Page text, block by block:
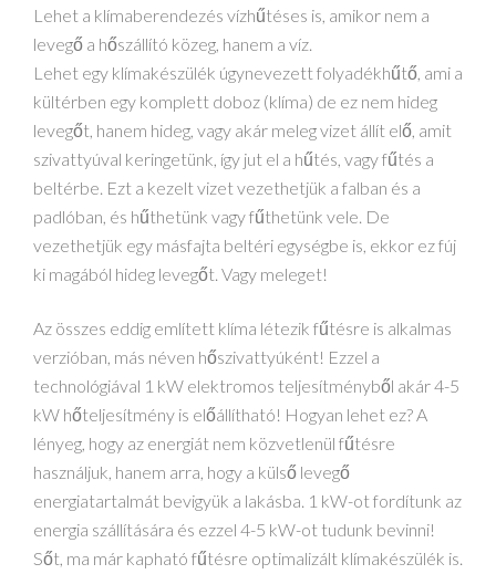
Lehet a klímaberendezés vízhűtéses is, amikor nem a
levegő a hőszállító közeg, hanem a víz.
Lehet egy klímakészülék úgynevezett folyadékhűtő, ami a
kültérben egy komplett doboz (klíma) de ez nem hideg
levegőt, hanem hideg, vagy akár meleg vizet állít elő, amit
szivattyúval keringetünk, így jut el a hűtés, vagy fűtés a
beltérbe. Ezt a kezelt vizet vezethetjük a falban és a
padlóban, és hűthetünk vagy fűthetünk vele. De
vezethetjük egy másfajta beltéri egységbe is, ekkor ez fúj
ki magából hideg levegőt. Vagy meleget!
Az összes eddig említett klíma létezik fűtésre is alkalmas
verzióban, más néven hőszivattyúként! Ezzel a
technológiával 1 kW elektromos teljesítményből akár 4-5
kW hőteljesítmény is előállítható! Hogyan lehet ez? A
lényeg, hogy az energiát nem közvetlenül fűtésre
használjuk, hanem arra, hogy a külső levegő
energiatartalmát bevigyük a lakásba. 1 kW-ot fordítunk az
energia szállítására és ezzel 4-5 kW-ot tudunk bevinni!
Sőt, ma már kapható fűtésre optimalizált klímakészülék is.